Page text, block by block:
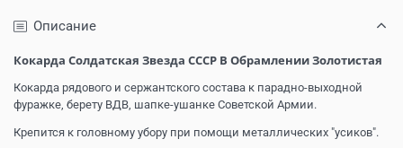
Описание
Кокарда Cолдатская Звезда СССР В Обрамлении Золотистая
Кокарда рядового и сержантского состава к парадно-выходной
фуражке, берету ВДВ, шапке-ушанке Советской Армии.
Крепится к головному убору при помощи металлических "усиков".